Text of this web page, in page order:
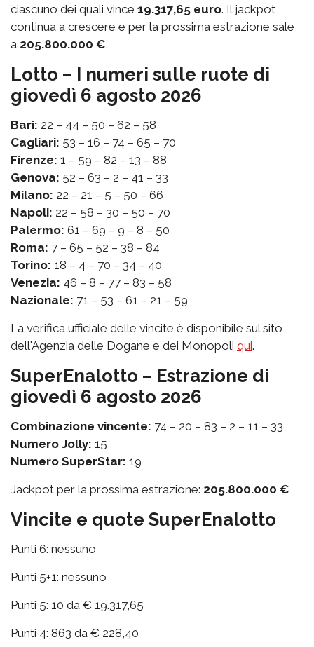
ciascuno dei quali vince 19.317,65 euro. Il jackpot
continua a crescere e per la prossima estrazione sale
a 205.800.000 €.
Lotto – I numeri sulle ruote di
giovedì 6 agosto 2026
Bari: 22 – 44 – 50 – 62 – 58
Cagliari: 53 – 16 – 74 – 65 – 70
Firenze: 1 – 59 – 82 – 13 – 88
Genova: 52 – 63 – 2 – 41 – 33
Milano: 22 – 21 – 5 – 50 – 66
Napoli: 22 – 58 – 30 – 50 – 70
Palermo: 61 – 69 – 9 – 8 – 50
Roma: 7 – 65 – 52 – 38 – 84
Torino: 18 – 4 – 70 – 34 – 40
Venezia: 46 – 8 – 77 – 83 – 58
Nazionale: 71 – 53 – 61 – 21 – 59
La verifica ufficiale delle vincite è disponibile sul sito
dell'Agenzia delle Dogane e dei Monopoli qui.
SuperEnalotto – Estrazione di
giovedì 6 agosto 2026
Combinazione vincente: 74 – 20 – 83 – 2 – 11 – 33
Numero Jolly: 15
Numero SuperStar: 19
Jackpot per la prossima estrazione: 205.800.000 €
Vincite e quote SuperEnalotto
Punti 6: nessuno
Punti 5+1: nessuno
Punti 5: 10 da € 19.317,65
Punti 4: 863 da € 228,40